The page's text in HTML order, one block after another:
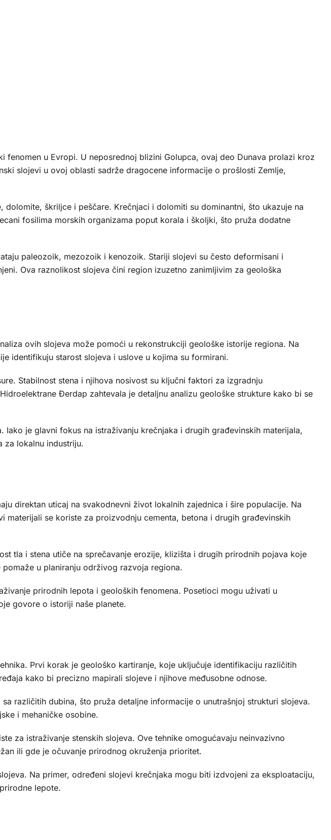
fenomen u Evropi. U neposrednoj blizini Golupca, ovaj deo Dunava prolazi kroz
slojevi u ovoj oblasti sadrže dragocene informacije o prošlosti Zemlje,
škriljce i peščare. Krečnjaci i dolomiti su dominantni, što ukazuje na
fosilima morskih organizama poput korala i školjki, što pruža dodatne
paleozoik, mezozoik i kenozoik. Stariji slojevi su često deformisani i
Ova raznolikost slojeva čini region izuzetno zanimljivim za geološka
ovih slojeva može pomoći u rekonstrukciji geološke istorije regiona. Na
identifikuju starost slojeva i uslove u kojima su formirani.
Stabilnost stena i njihova nosivost su ključni faktori za izgradnju
Đerdap zahtevala je detaljnu analizu geološke strukture kako bi se
je glavni fokus na istraživanju krečnjaka i drugih građevinskih materijala,
za lokalnu industriju.
direktan uticaj na svakodnevni život lokalnih zajednica i šire populacije. Na
se koriste za proizvodnju cementa, betona i drugih građevinskih
tla i stena utiče na sprečavanje erozije, klizišta i drugih prirodnih pojava koje
u planiranju održivog razvoja regiona.
prirodnih lepota i geoloških fenomena. Posetioci mogu uživati u
govore o istoriji naše planete.
Prvi korak je geološko kartiranje, koje uključuje identifikaciju različitih
kako bi precizno mapirali slojeve i njihove međusobne odnose.
različitih dubina, što pruža detaljne informacije o unutrašnjoj strukturi slojeva.
i mehaničke osobine.
za istraživanje stenskih slojeva. Ove tehnike omogućavaju neinvazivno
ili gde je očuvanje prirodnog okruženja prioritet.
Na primer, određeni slojevi krečnjaka mogu biti izdvojeni za eksploataciju,
lepote.